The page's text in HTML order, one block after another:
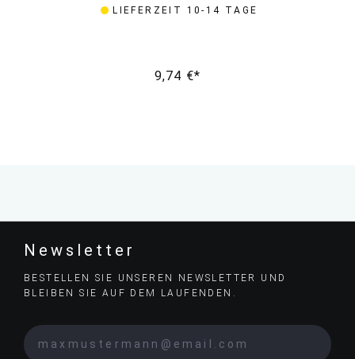
LIEFERZEIT 10-14 TAGE
9,74 €*
Newsletter
BESTELLEN SIE UNSEREN NEWSLETTER UND
BLEIBEN SIE AUF DEM LAUFENDEN.